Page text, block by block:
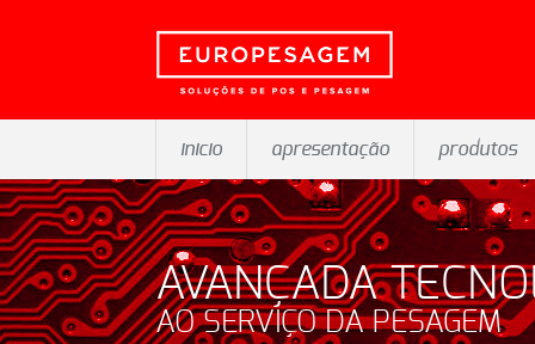
inicio apresentação produtos
AVANÇADA
AO SERVIÇO DA PESAGEM